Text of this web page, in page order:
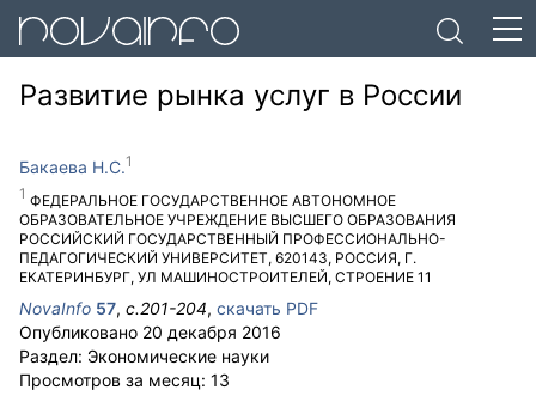
Развитие рынка услуг в России
Бакаева Н.С.
ФЕДЕРАЛЬНОЕ ГОСУДАРСТВЕННОЕ АВТОНОМНОЕ
ОБРАЗОВАТЕЛЬНОЕ УЧРЕЖДЕНИЕ ВЫСШЕГО ОБРАЗОВАНИЯ
РОССИЙСКИЙ ГОСУДАРСТВЕННЫЙ ПРОФЕССИОНАЛЬНО-
ПЕДАГОГИЧЕСКИЙ УНИВЕРСИТЕТ, 620143, РОССИЯ, Г.
ЕКАТЕРИНБУРГ, УЛ МАШИНОСТРОИТЕЛЕЙ, СТРОЕНИЕ 11
NovaInfo 57, с.201-204, скачать PDF
Опубликовано 20 декабря 2016
Раздел: Экономические науки
Просмотров за месяц: 13